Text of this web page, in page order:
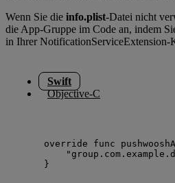
Wenn Sie die info.plist-Datei nicht
die App-Gruppe im Code an, indem
in Ihrer NotificationServiceExtension-
Swift
Objective-C
override func
"
}